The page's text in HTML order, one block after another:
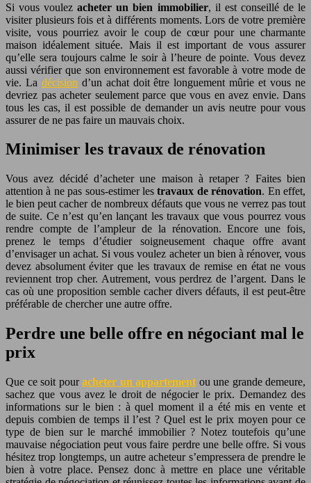
Si vous voulezacheter un bien immobilier, il est conseillé de le
visiter plusieurs fois et à différents moments. Lors de votre première
visite, vous pourriez avoir le coup de cœur pour une charmante
maison idéalement située. Mais il est important de vous assurer
qu’elle sera toujours calme le soir à l’heure de pointe. Vous devez
aussi vérifier que son environnement est favorable à votre mode de
vie. La décision d’un achat doit être longuement mûrie et vous ne
devriez pas acheter seulement parce que vous en avez envie. Dans
tous les cas, il est possible de demander un avis neutre pour vous
assurer de ne pas faire un mauvais choix.
Minimiser les travaux de rénovation
Vous avez décidé d’acheter une maison à retaper ? Faites bien
attention à ne pas sous-estimer lestravaux de rénovation. En effet,
le bien peut cacher de nombreux défauts que vous ne verrez pas tout
de suite. Ce n’est qu’en lançant les travaux que vous pourrez vous
rendre compte de l’ampleur de la rénovation. Encore une fois,
prenez le temps d’étudier soigneusement chaque offre avant
d’envisager un achat. Si vous voulez acheter un bien à rénover, vous
devez absolument éviter que les travaux de remise en état ne vous
reviennent trop cher. Autrement, vous perdrez de l’argent. Dans le
cas où une proposition semble cacher divers défauts, il est peut-être
préférable de chercher une autre offre.
Perdre une belle offre en négociant mal le
prix
Que ce soit pouracheter un appartement ou une grande demeure,
sachez que vous avez le droit de négocier le prix. Demandez des
informations sur le bien : à quel moment il a été mis en vente et
depuis combien de temps il l’est ? Quel est le prix moyen pour ce
type de bien sur le marché immobilier ? Notez toutefois qu’une
mauvaise négociation peut vous faire perdre une belle offre. Si vous
hésitez trop longtemps, un autre acheteur s’empressera de prendre le
bien à votre place. Pensez donc à mettre en place une véritable